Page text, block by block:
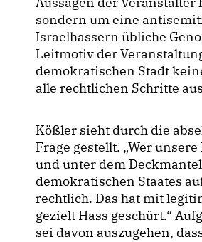
sondern um eine
Israelhassern übliche
Leitmotiv der
demokratischen Stadt
alle rechtlichen Schritte
Kößler sieht durch die
Frage gestellt. „Wer
und unter dem
demokratischen Staates
rechtlich. Das hat mit
gezielt Hass geschürt.“
sei davon auszugehen,